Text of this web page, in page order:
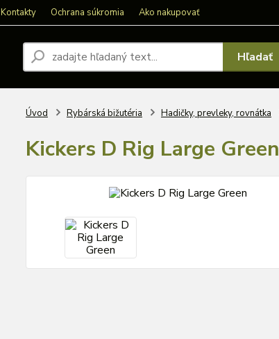
Kontakty Ochrana súkromia Ako nakupovať
Hľadať
Úvod Rybárská bižutéria Hadičky, prevleky, rovnátka
Kickers D Rig Large Green